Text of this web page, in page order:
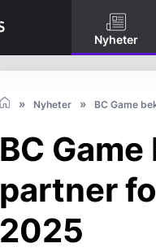
Nyheter
Nyheter BC Game
BC
partner
2025